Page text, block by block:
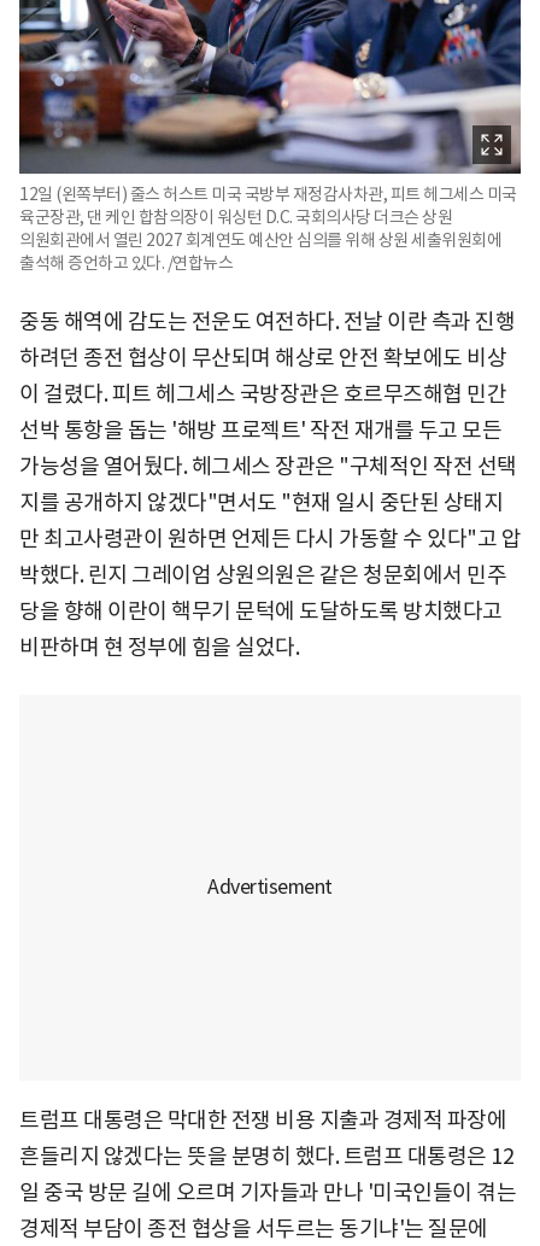
12일 (왼쪽부터) 줄스 허스트 미국 국방부 재정감사차관, 피트 헤그세스 미국
육군장관, 댄 케인 합참의장이 워싱턴 D.C. 국회의사당 더크슨 상원
의원회관에서 열린 2027 회계연도 예산안 심의를 위해 상원 세출위원회에
출석해 증언하고 있다. /연합뉴스
중동 해역에 감도는 전운도 여전하다. 전날 이란 측과 진행
하려던 종전 협상이 무산되며 해상로 안전 확보에도 비상
이 걸렸다. 피트 헤그세스 국방장관은 호르무즈해협 민간
선박 통항을 돕는 '해방 프로젝트' 작전 재개를 두고 모든
가능성을 열어뒀다. 헤그세스 장관은 "구체적인 작전 선택
지를 공개하지 않겠다"면서도 "현재 일시 중단된 상태지
만 최고사령관이 원하면 언제든 다시 가동할 수 있다"고 압
박했다. 린지 그레이엄 상원의원은 같은 청문회에서 민주
당을 향해 이란이 핵무기 문턱에 도달하도록 방치했다고
비판하며 현 정부에 힘을 실었다.
트럼프 대통령은 막대한 전쟁 비용 지출과 경제적 파장에
흔들리지 않겠다는 뜻을 분명히 했다. 트럼프 대통령은 12
일 중국 방문 길에 오르며 기자들과 만나 '미국인들이 겪는
경제적 부담이 종전 협상을 서두르는 동기냐'는 질문에